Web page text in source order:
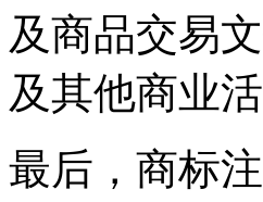
及商品交易
及其他商业活
最后，商标